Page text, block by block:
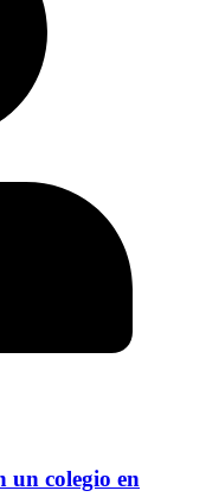
un colegio en